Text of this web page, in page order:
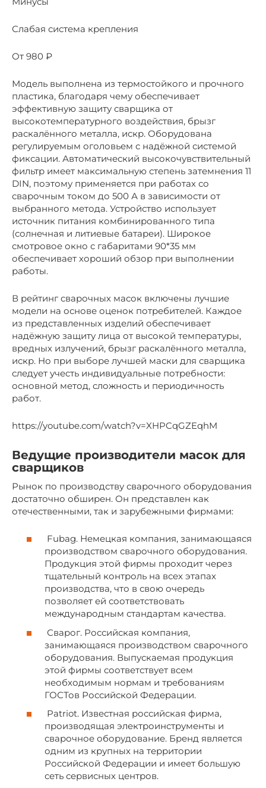
Слабая система крепления
От 980 ₽
Модель выполнена из термостойкого и прочного
пластика, благодаря чему обеспечивает
эффективную защиту сварщика от
высокотемпературного воздействия, брызг
раскалённого металла, искр. Оборудована
регулируемым оголовьем с надёжной системой
фиксации. Автоматический высокочувствительный
фильтр имеет максимальную степень затемнения 11
DIN, поэтому применяется при работах со
сварочным током до 500 А в зависимости от
выбранного метода. Устройство использует
источник питания комбинированного типа
(солнечная и литиевые батареи). Широкое
смотровое окно с габаритами 90*35 мм
обеспечивает хороший обзор при выполнении
работы.
В рейтинг сварочных масок включены лучшие
модели на основе оценок потребителей. Каждое
из представленных изделий обеспечивает
надёжную защиту лица от высокой температуры,
вредных излучений, брызг раскалённого металла,
искр. Но при выборе лучшей маски для сварщика
следует учесть индивидуальные потребности:
основной метод, сложность и периодичность
работ.
https://youtube.com/watch?v=XHPCqGZEqhM
Ведущие производители масок для
сварщиков
Рынок по производству сварочного оборудования
достаточно обширен. Он представлен как
отечественными, так и зарубежными фирмами:
Fubag. Немецкая компания, занимающаяся
производством сварочного оборудования.
Продукция этой фирмы проходит через
тщательный контроль на всех этапах
производства, что в свою очередь
позволяет ей соответствовать
международным стандартам качества.
Сварог. Российская компания,
занимающаяся производством сварочного
оборудования. Выпускаемая продукция
этой фирмы соответствует всем
необходимым нормам и требованиям
ГОСТов Российской Федерации.
Patriot. Известная российская фирма,
производящая электроинструменты и
сварочное оборудование. Бренд является
одним из крупных на территории
Российской Федерации и имеет большую
сеть сервисных центров.